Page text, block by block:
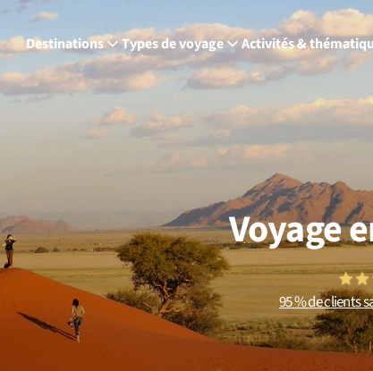
Destinations Types de voyage Activités &
Voyage
95 % de clients